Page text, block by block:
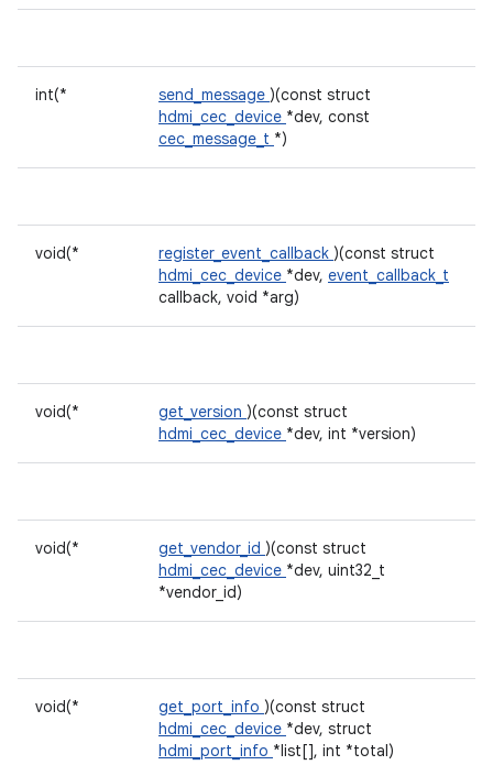
int(* send_message )(const struct
hdmi_cec_device *dev, const
cec_message_t *)
void(* register_event_callback )(const struct
hdmi_cec_device *dev, event_callback_t
callback, void *arg)
void(* get_version )(const struct
hdmi_cec_device *dev, int *version)
void(* get_vendor_id )(const struct
hdmi_cec_device *dev, uint32_t
*vendor_id)
void(* get_port_info )(const struct
hdmi_cec_device *dev, struct
hdmi_port_info *list[], int *total)